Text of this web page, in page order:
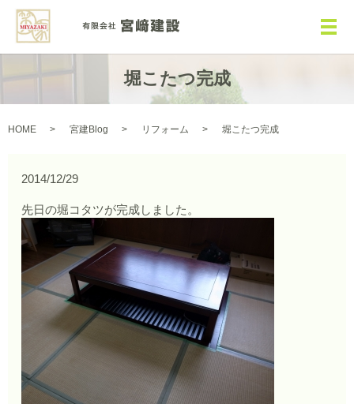
メ
堀こたつ完成
HOME 宮建Blog リフォーム 堀こたつ完成
2014/12/29
先日の堀コタツが完成しました。